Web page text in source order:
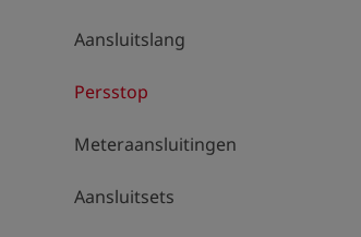
Aansluitslang
Persstop
Meteraansluitingen
Aansluitsets